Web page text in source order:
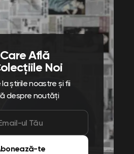
Află
Noi
știrile noastre și fii
despre noutăți
te